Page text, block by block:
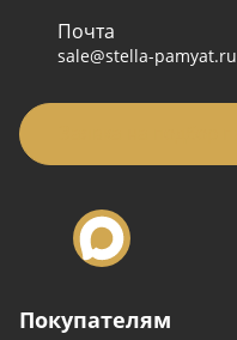
Покупателям
Почта
sale@stella-pamyat.ru